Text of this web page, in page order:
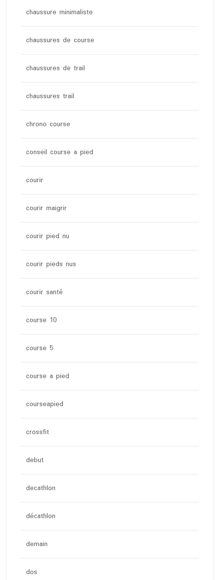
chaussure minimaliste
chaussures de course
chaussures de trail
chaussures trail
chrono course
conseil course a pied
courir
courir maigrir
courir pied nu
courir pieds nus
courir santé
course 10
course 5
course a pied
courseapied
crossfit
debut
decathlon
décathlon
demain
dos